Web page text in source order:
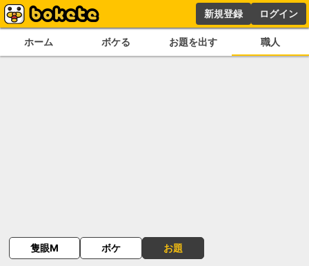
新規登録 ログイン
ホーム ボケる お題を出す 職人
隻眼M ボケ お題